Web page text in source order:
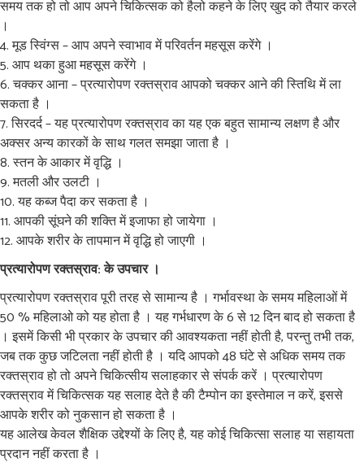
समय तक हो तो आप अपने चिकित्सक को हैलो कहने के लिए खुद को तैयार करले
।
मूड स्विंग्स – आप अपने स्वाभाव में परिवर्तन महसूस करेंगे ।
आप थका हुआ महसूस करेंगे ।
चक्कर आना – प्रत्यारोपण रक्तस्राव आपको चक्कर आने की स्तिथि में ला
सकता है ।
सिरदर्द – यह प्रत्यारोपण रक्तस्राव का यह एक बहुत सामान्य लक्षण है और
अक्सर अन्य कारकों के साथ गलत समझा जाता है ।
स्तन के आकार में वृद्धि ।
मतली और उलटी ।
यह कब्ज पैदा कर सकता है ।
आपकी सूंघने की शक्ति में इजाफा हो जायेगा ।
आपके शरीर के तापमान में वृद्धि हो जाएगी ।
प्रत्यारोपण रक्तस्राव: के उपचार ।
प्रत्यारोपण रक्तस्राव पूरी तरह से सामान्य है । गर्भावस्था के समय महिलाओं में
50 % महिलाओ को यह होता है । यह गर्भधारण के 6 से 12 दिन बाद हो सकता है
। इसमें किसी भी प्रकार के उपचार की आवश्यकता नहीं होती है, परन्तु तभी तक,
जब तक कुछ जटिलता नहीं होती है । यदि आपको 48 घंटे से अधिक समय तक
रक्तस्राव हो तो अपने चिकित्सीय सलाहकार से संपर्क करें । प्रत्यारोपण
रक्तस्राव में चिकित्सक यह सलाह देते है की टैम्पोन का इस्तेमाल न करें, इससे
आपके शरीर को नुकसान हो सकता है ।
यह आलेख केवल शैक्षिक उद्देश्यों के लिए है, यह कोई चिकित्सा सलाह या सहायता
प्रदान नहीं करता है ।